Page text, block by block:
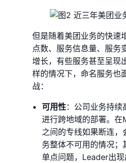
但是随着美团业务的快速
点数、服务信息量、服务
增长，有些服务甚至呈现
样的情况下，命名服务也
战：
可用性：公司业务持
进行跨地域的部署。在
之间的专线如果断连，
务整体不可用的情况；
单点问题，Leader出